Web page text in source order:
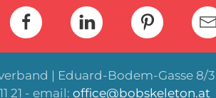
| Eduard-Bodem-Gasse 8/
21 - email: office@bobskeleton.at